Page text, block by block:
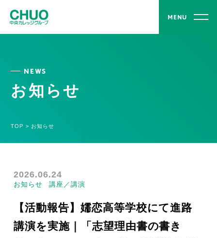
MENU
NEWS
お知らせ
TOP > お知らせ
2026.06.24
お知らせ 講座／講演
【活動報告】嬬恋高等学校にて進路
講演を実施｜「志望理由書の書き